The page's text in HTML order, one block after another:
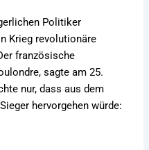
Politiker
Krieg revolutionäre
französische
sagte am 25.
nur, dass aus dem
hervorgehen würde: